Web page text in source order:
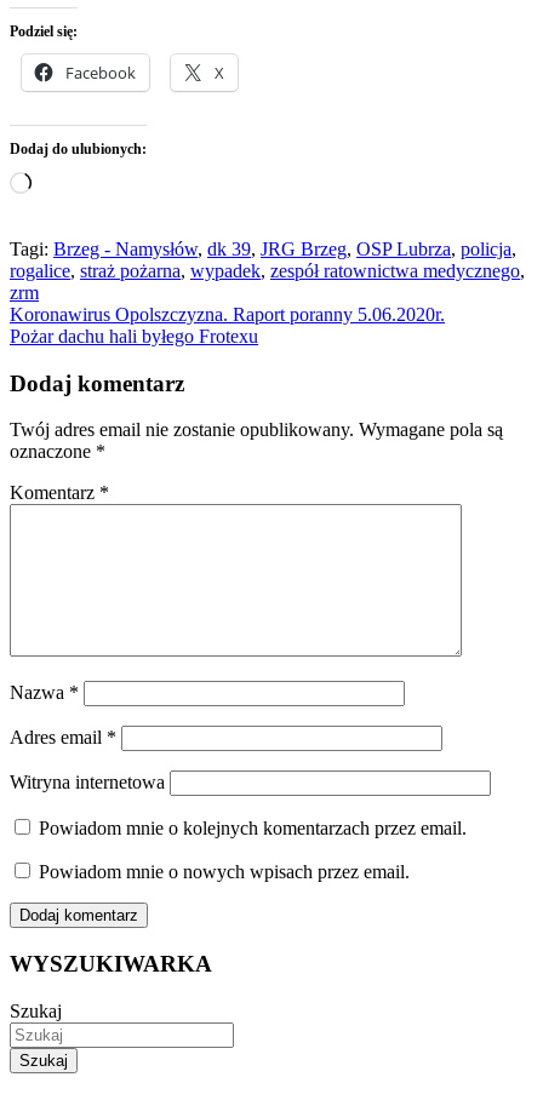
Podziel się:
Facebook X
Dodaj do ulubionych:
Wczytywanie…
Tagi: Brzeg - Namysłów, dk 39, JRG Brzeg, OSP Lubrza, policja,
rogalice, straż pożarna, wypadek, zespół ratownictwa medycznego,
zrm
Nawigacja
wpisu
Koronawirus Opolszczyzna. Raport poranny 5.06.2020r.
Pożar dachu hali byłego Frotexu
Dodaj komentarz
Twój adres email nie zostanie opublikowany. Wymagane pola są
oznaczone *
Komentarz *
Nazwa *
Adres email *
Witryna internetowa
Powiadom mnie o kolejnych komentarzach przez email.
Powiadom mnie o nowych wpisach przez email.
WYSZUKIWARKA
Szukaj
Szukaj